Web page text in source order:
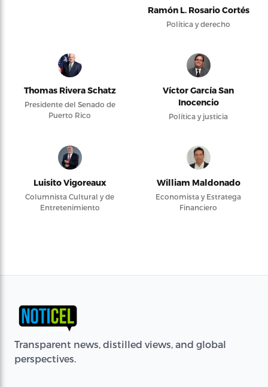
Ramón L. Rosario Cortés
Política y derecho
Thomas Rivera Schatz
Presidente del Senado de
Puerto Rico
Víctor García San
Inocencio
Política y justicia
Luisito Vigoreaux
Columnista Cultural y de
Entretenimiento
William Maldonado
Economista y Estratega
Financiero
Transparent news, distilled views, and global
perspectives.